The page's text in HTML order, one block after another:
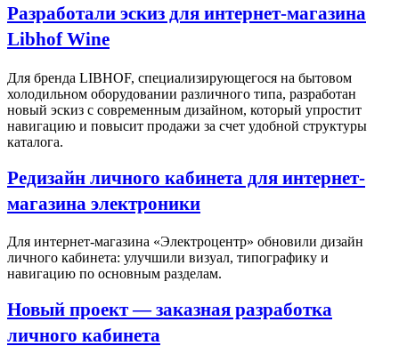
Разработали эскиз для интернет-магазина
Libhof Wine
Для бренда LIBHOF, специализирующегося на бытовом
холодильном оборудовании различного типа, разработан
новый эскиз с современным дизайном, который упростит
навигацию и повысит продажи за счет удобной структуры
каталога.
Редизайн личного кабинета для интернет-
магазина электроники
Для интернет-магазина «Электроцентр» обновили дизайн
личного кабинета: улучшили визуал, типографику и
навигацию по основным разделам.
Новый проект — заказная разработка
личного кабинета